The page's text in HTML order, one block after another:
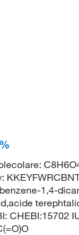
1,4-
CHEBI:15702